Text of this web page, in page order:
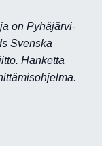
on Pyhäjärvi-
Svenska
Hanketta